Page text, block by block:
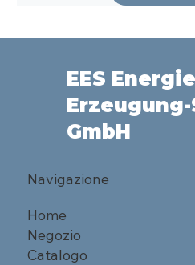
EES
GmbH
Navigazione
Home
Negozio
Catalogo